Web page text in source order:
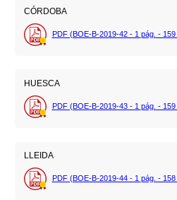
CÓRDOBA
PDF (BOE-B-2019-42 - 1 pág. - 159
HUESCA
PDF (BOE-B-2019-43 - 1 pág. - 159
LLEIDA
PDF (BOE-B-2019-44 - 1 pág. - 158